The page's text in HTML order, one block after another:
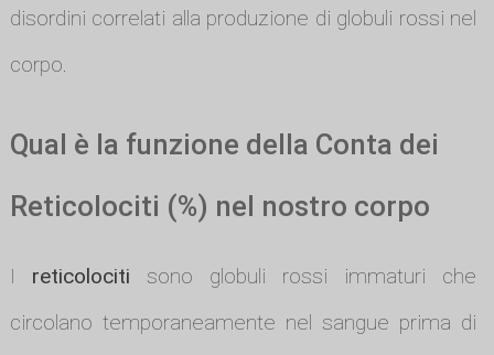
disordini correlati alla produzione di globuli rossi nel
corpo.
Qual è la funzione della Conta dei
Reticolociti (%) nel nostro corpo
I reticolociti sono globuli rossi immaturi che
circolano temporaneamente nel sangue prima di